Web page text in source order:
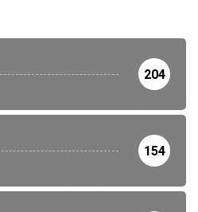
204
154